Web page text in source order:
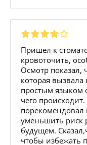
Пришел к
кровоточить,
Осмотр
которая вызвала
простым языком
чего
порекомендовал
уменьшить риск
будущем.
чтобы избежать